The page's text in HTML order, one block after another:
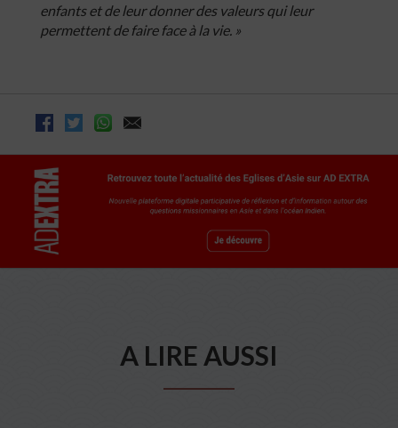
enfants et de leur donner des valeurs qui leur
permettent de faire face à la vie. »
A LIRE AUSSI